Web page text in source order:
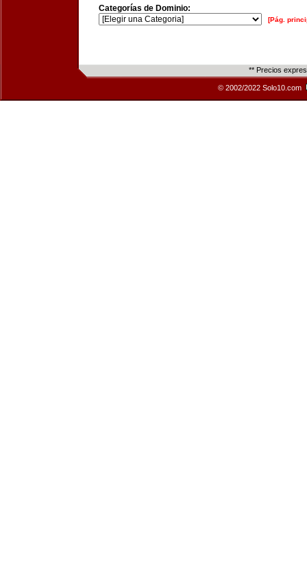
Categorías de Dominio:
[Pág.
** Precios
© 2002/2022 Solo10.com